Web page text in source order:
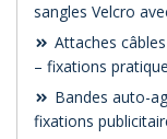
sangles Velcro
Attaches
– fixations
Bandes auto-
fixations